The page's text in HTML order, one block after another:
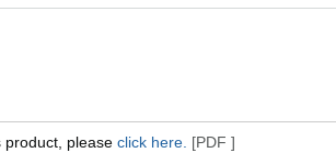
product, pleaseclick here. [PDF ]